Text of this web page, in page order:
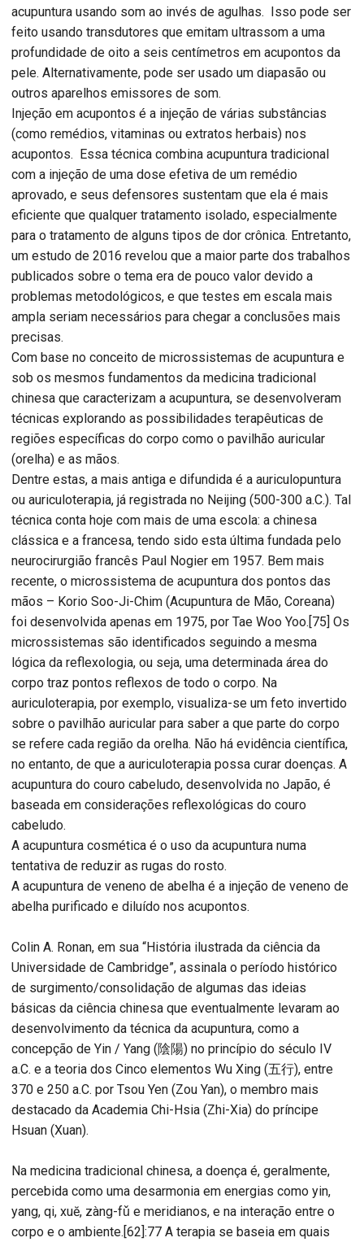
acupuntura usando som ao invés de agulhas. Isso pode ser
feito usando transdutores que emitam ultrassom a uma
profundidade de oito a seis centímetros em acupontos da
pele. Alternativamente, pode ser usado um diapasão ou
outros aparelhos emissores de som.
Injeção em acupontos é a injeção de várias substâncias
(como remédios, vitaminas ou extratos herbais) nos
acupontos. Essa técnica combina acupuntura tradicional
com a injeção de uma dose efetiva de um remédio
aprovado, e seus defensores sustentam que ela é mais
eficiente que qualquer tratamento isolado, especialmente
para o tratamento de alguns tipos de dor crônica. Entretanto,
um estudo de 2016 revelou que a maior parte dos trabalhos
publicados sobre o tema era de pouco valor devido a
problemas metodológicos, e que testes em escala mais
ampla seriam necessários para chegar a conclusões mais
precisas.
Com base no conceito de microssistemas de acupuntura e
sob os mesmos fundamentos da medicina tradicional
chinesa que caracterizam a acupuntura, se desenvolveram
técnicas explorando as possibilidades terapêuticas de
regiões específicas do corpo como o pavilhão auricular
(orelha) e as mãos.
Dentre estas, a mais antiga e difundida é a auriculopuntura
ou auriculoterapia, já registrada no Neijing (500-300 a.C.). Tal
técnica conta hoje com mais de uma escola: a chinesa
clássica e a francesa, tendo sido esta última fundada pelo
neurocirurgião francês Paul Nogier em 1957. Bem mais
recente, o microssistema de acupuntura dos pontos das
mãos – Korio Soo-Ji-Chim (Acupuntura de Mão, Coreana)
foi desenvolvida apenas em 1975, por Tae Woo Yoo.[75] Os
microssistemas são identificados seguindo a mesma
lógica da reflexologia, ou seja, uma determinada área do
corpo traz pontos reflexos de todo o corpo. Na
auriculoterapia, por exemplo, visualiza-se um feto invertido
sobre o pavilhão auricular para saber a que parte do corpo
se refere cada região da orelha. Não há evidência científica,
no entanto, de que a auriculoterapia possa curar doenças. A
acupuntura do couro cabeludo, desenvolvida no Japão, é
baseada em considerações reflexológicas do couro
cabeludo.
A acupuntura cosmética é o uso da acupuntura numa
tentativa de reduzir as rugas do rosto.
A acupuntura de veneno de abelha é a injeção de veneno de
abelha purificado e diluído nos acupontos.
Colin A. Ronan, em sua “História ilustrada da ciência da
Universidade de Cambridge”, assinala o período histórico
de surgimento/consolidação de algumas das ideias
básicas da ciência chinesa que eventualmente levaram ao
desenvolvimento da técnica da acupuntura, como a
concepção de Yin / Yang (陰陽) no princípio do século IV
a.C. e a teoria dos Cinco elementos Wu Xing (五行), entre
370 e 250 a.C. por Tsou Yen (Zou Yan), o membro mais
destacado da Academia Chi-Hsia (Zhi-Xia) do príncipe
Hsuan (Xuan).
Na medicina tradicional chinesa, a doença é, geralmente,
percebida como uma desarmonia em energias como yin,
yang, qi, xuĕ, zàng-fǔ e meridianos, e na interação entre o
corpo e o ambiente.[62]:77 A terapia se baseia em quais